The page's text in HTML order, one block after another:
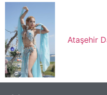
Ataşehir